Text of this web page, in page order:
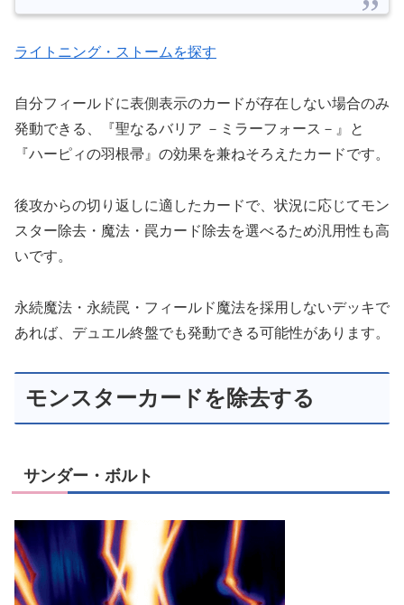
ライトニング・ストームを探す
自分フィールドに表側表示のカードが存在しない場合のみ
発動できる、『聖なるバリア －ミラーフォース－』と
『ハーピィの羽根帚』の効果を兼ねそろえたカードです。
後攻からの切り返しに適したカードで、状況に応じてモン
スター除去・魔法・罠カード除去を選べるため汎用性も高
いです。
永続魔法・永続罠・フィールド魔法を採用しないデッキで
あれば、デュエル終盤でも発動できる可能性があります。
モンスターカードを除去する
サンダー・ボルト